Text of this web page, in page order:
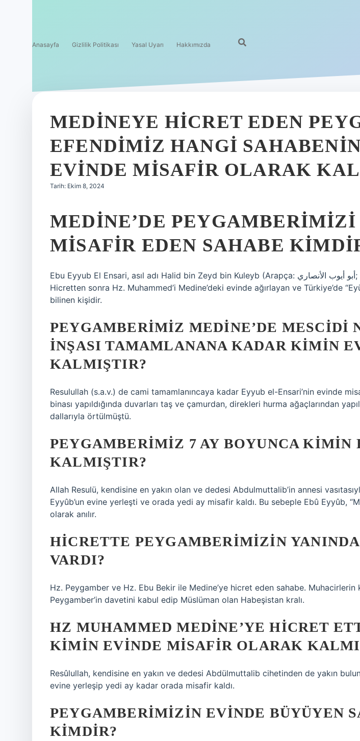
Anasayfa Gizlilik Politikası Yasal Uyarı Hakkımızda
MEDINEYE HICRET EDEN
EFENDIMIZ HANGI
EVINDE MISAFIR OLARAK
Tarih: Ekim 8, 2024
MEDINE’DE
MISAFIR EDEN SAHABE
Ebu Eyyub El Ensari, asıl adı Halid bin Zeyd bin Kuleyb (Arapça: أبو أيوب الأنصاري; ö. 672 veya 674),
Hicretten sonra Hz. Muhammed’i Medine’deki evinde ağırlayan ve Türkiye’de
bilinen kişidir.
PEYGAMBERIMIZ MEDINE’DE MESCIDI
INŞASI TAMAMLANANA KADAR KIMIN
KALMIŞTIR?
Resulullah (s.a.v.) de cami tamamlanıncaya kadar Eyyub el-Ensari’nin evinde
binası yapıldığında duvarları taş ve çamurdan, direkleri hurma ağaçlarından
dallarıyla örtülmüştü.
PEYGAMBERIMIZ 7 AY BOYUNCA KIMIN
KALMIŞTIR?
Allah Resulü, kendisine en yakın olan ve dedesi Abdulmuttalib’in annesi
Eyyûb’un evine yerleşti ve orada yedi ay misafir kaldı. Bu sebeple Ebû Eyyûb,
olarak anılır.
HICRETTE PEYGAMBERIMIZIN
VARDI?
Hz. Peygamber ve Hz. Ebu Bekir ile Medine’ye hicret eden sahabe. Muhacirlerin
Peygamber’in davetini kabul edip Müslüman olan Habeşistan kralı.
HZ MUHAMMED MEDINE’YE HICRET
KIMIN EVINDE MISAFIR OLARAK
Resûlullah, kendisine en yakın ve dedesi Abdülmuttalib cihetinden de yakın
evine yerleşip yedi ay kadar orada misafir kaldı.
PEYGAMBERIMIZIN EVINDE BÜYÜYEN
KIMDIR?